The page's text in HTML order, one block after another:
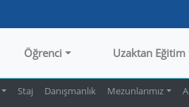
Öğrenci Uzaktan Eğitim
Staj Danışmanlık Mezunlarımız